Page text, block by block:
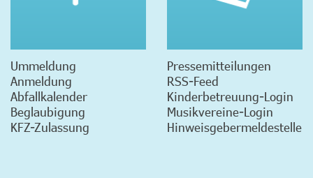
Ummeldung
Anmeldung
Abfallkalender
Beglaubigung
KFZ-Zulassung
Pressemitteilungen
RSS-Feed
Kinderbetreuung-Login
Musikvereine-Login
Hinweisgebermeldestelle